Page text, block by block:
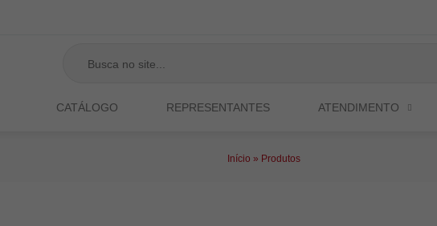
CATÁLOGO REPRESENTANTES ATENDIMENTO
Início » Produtos